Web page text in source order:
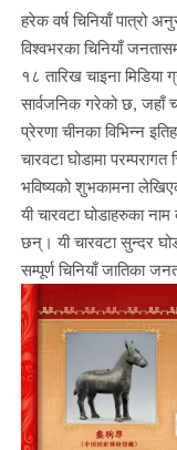
हरेक वर्ष चिनियाँ पात्रो
विश्वभरका चिनियाँ
१८ तारिख चाइना
सार्वजनिक गरेको छ, जहाँ
प्रेरणा चीनका विभिन्न
चारवटा घोडामा
भविष्यको शुभकामना
यी चारवटा घोडाहरुका
छन्। यी चारवटा सुन्दर
सम्पूर्ण चिनियाँ जातिका